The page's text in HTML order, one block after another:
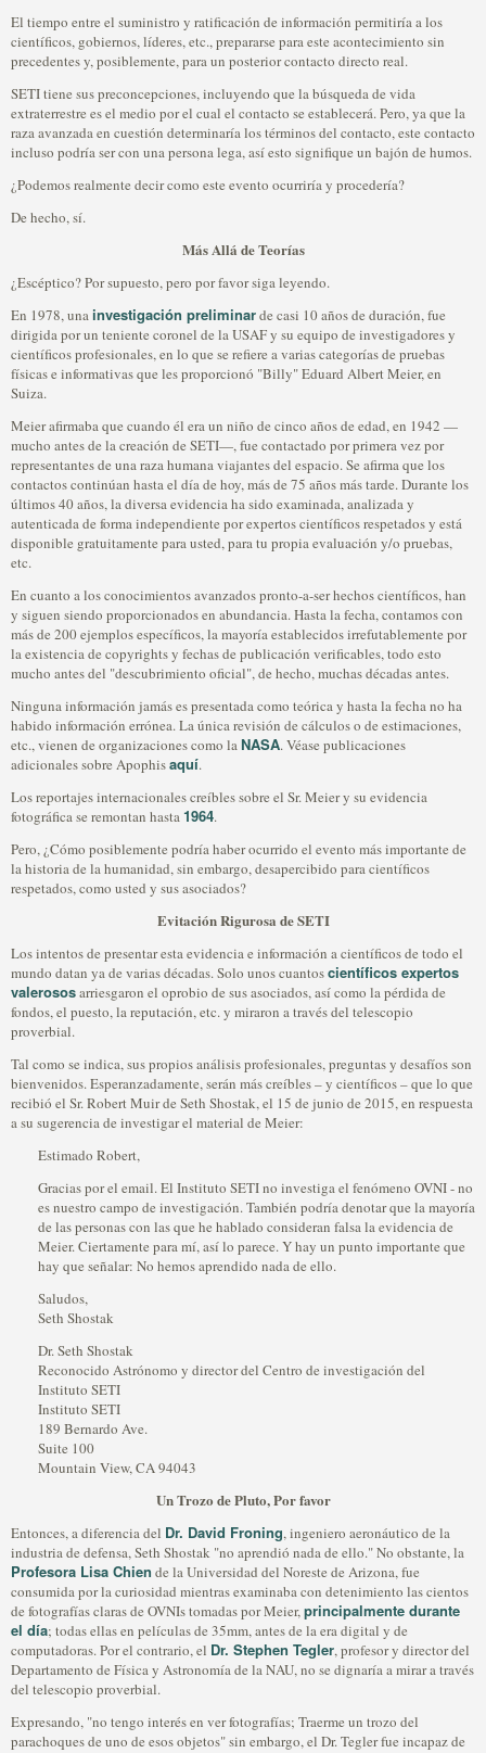
El tiempo entre el suministro y ratificación de información permitiría a los
científicos, gobiernos, líderes, etc., prepararse para este acontecimiento sin
precedentes y, posiblemente, para un posterior contacto directo real.
SETI tiene sus preconcepciones, incluyendo que la búsqueda de vida
extraterrestre es el medio por el cual el contacto se establecerá. Pero, ya que la
raza avanzada en cuestión determinaría los términos del contacto, este contacto
incluso podría ser con una persona lega, así esto signifique un bajón de humos.
¿Podemos realmente decir como este evento ocurriría y procedería?
De hecho, sí.
Más Allá de Teorías
¿Escéptico? Por supuesto, pero por favor siga leyendo.
En 1978, unainvestigación preliminarde casi 10 años de duración, fue
dirigida por un teniente coronel de la USAF y su equipo de investigadores y
científicos profesionales, en lo que se refiere a varias categorías de pruebas
físicas e informativas que les proporcionó "Billy" Eduard Albert Meier, en
Suiza.
Meier afirmaba que cuando él era un niño de cinco años de edad, en 1942 —
mucho antes de la creación de SETI—, fue contactado por primera vez por
representantes de una raza humana viajantes del espacio. Se afirma que los
contactos continúan hasta el día de hoy, más de 75 años más tarde. Durante los
últimos 40 años, la diversa evidencia ha sido examinada, analizada y
autenticada de forma independiente por expertos científicos respetados y está
disponible gratuitamente para usted, para tu propia evaluación y/o pruebas,
etc.
En cuanto a los conocimientos avanzados pronto-a-ser hechos científicos, han
y siguen siendo proporcionados en abundancia. Hasta la fecha, contamos con
más de 200 ejemplos específicos, la mayoría establecidos irrefutablemente por
la existencia de copyrights y fechas de publicación verificables, todo esto
mucho antes del "descubrimiento oficial", de hecho, muchas décadas antes.
Ninguna información jamás es presentada como teórica y hasta la fecha no ha
habido información errónea. La única revisión de cálculos o de estimaciones,
etc., vienen de organizaciones como laNASA. Véase publicaciones
adicionales sobre Apophisaquí.
Los reportajes internacionales creíbles sobre el Sr. Meier y su evidencia
fotográfica se remontan hasta1964.
Pero, ¿Cómo posiblemente podría haber ocurrido el evento más importante de
la historia de la humanidad, sin embargo, desapercibido para científicos
respetados, como usted y sus asociados?
Evitación Rigurosa de SETI
Los intentos de presentar esta evidencia e información a científicos de todo el
mundo datan ya de varias décadas. Solo unos cuantoscientíficos expertos
valerososarriesgaron el oprobio de sus asociados, así como la pérdida de
fondos, el puesto, la reputación, etc. y miraron a través del telescopio
proverbial.
Tal como se indica, sus propios análisis profesionales, preguntas y desafíos son
bienvenidos. Esperanzadamente, serán más creíbles – y científicos – que lo que
recibió el Sr. Robert Muir de Seth Shostak, el 15 de junio de 2015, en respuesta
a su sugerencia de investigar el material de Meier:
Estimado Robert,
Gracias por el email. El Instituto SETI no investiga el fenómeno OVNI - no
es nuestro campo de investigación. También podría denotar que la mayoría
de las personas con las que he hablado consideran falsa la evidencia de
Meier. Ciertamente para mí, así lo parece. Y hay un punto importante que
hay que señalar: No hemos aprendido nada de ello.
Saludos,
Seth Shostak
Dr. Seth Shostak
Reconocido Astrónomo y director del Centro de investigación del
Instituto SETI
Instituto SETI
189 Bernardo Ave.
Suite 100
Mountain View, CA 94043
Un Trozo de Pluto, Por favor
Entonces, a diferencia del Dr. David Froning, ingeniero aeronáutico de la
industria de defensa, Seth Shostak "no aprendió nada de ello." No obstante, la
Profesora Lisa Chien de la Universidad del Noreste de Arizona, fue
consumida por la curiosidad mientras examinaba con detenimiento las cientos
de fotografías claras de OVNIs tomadas por Meier,principalmente durante
el día; todas ellas en películas de 35mm, antes de la era digital y de
computadoras. Por el contrario, el Dr. Stephen Tegler, profesor y director del
Departamento de Física y Astronomía de la NAU, no se dignaría a mirar a través
del telescopio proverbial.
Expresando, "no tengo interés en ver fotografías; Traerme un trozo del
parachoques de uno de esos objetos" sin embargo, el Dr. Tegler fue incapaz de